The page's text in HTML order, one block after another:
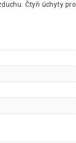
Čtyři úchyty pro